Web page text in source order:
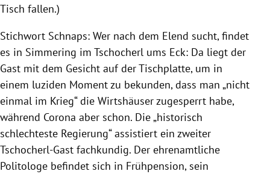
Tisch fallen.)
Stichwort Schnaps: Wer nach dem Elend sucht, findet
es in Simmering im Tschocherl ums Eck: Da liegt der
Gast mit dem Gesicht auf der Tischplatte, um in
einem luziden Moment zu bekunden, dass man „nicht
einmal im Krieg“ die Wirtshäuser zugesperrt habe,
während Corona aber schon. Die „historisch
schlechteste Regierung“ assistiert ein zweiter
Tschocherl-Gast fachkundig. Der ehrenamtliche
Politologe befindet sich in Frühpension, sein